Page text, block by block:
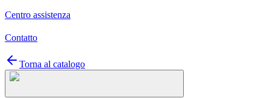
Centro assistenza
Contatto
Torna al catalogo